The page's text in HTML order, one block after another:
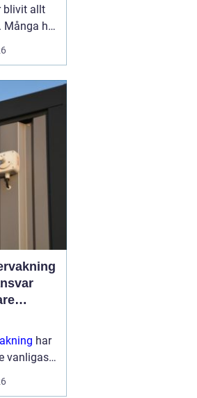
blivit allt
Många har
eller
mest
att ...
har
vanligaste
tryggheten
företag.